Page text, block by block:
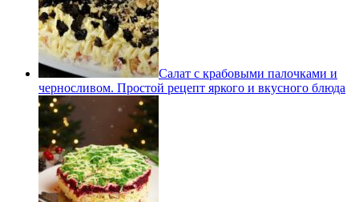
Салат с крабовыми палочками и
черносливом. Простой рецепт яркого и вкусного блюда